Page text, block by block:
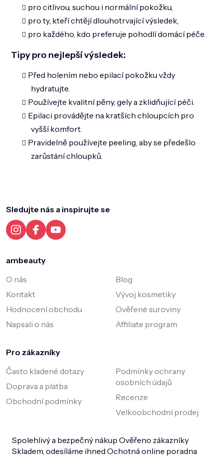
pro citlivou, suchou i normální pokožku,
pro ty, kteří chtějí dlouhotrvající výsledek,
pro každého, kdo preferuje pohodlí domácí péče.
Tipy pro nejlepší výsledek:
Před holením nebo epilací pokožku vždy
hydratujte.
Používejte kvalitní pěny, gely a zklidňující péči.
Epilaci provádějte na kratších chloupcích pro
vyšší komfort.
Pravidelně používejte peeling, aby se předešlo
zarůstání chloupků.
Sledujte nás a inspirujte se
ambeauty
O nás
Kontakt
Hodnocení obchodu
Napsali o nás
Blog
Vývoj kosmetiky
Ověřené suroviny
Affiliate program
Pro zákazníky
Často kladené dotazy
Doprava a platba
Obchodní podmínky
Podmínky ochrany
osobních údajů
Recenze
Velkoobchodní prodej
Spolehlivý a bezpečný nákup Ověřeno zákazníky
Skladem, odesíláme ihned Ochotná online poradna